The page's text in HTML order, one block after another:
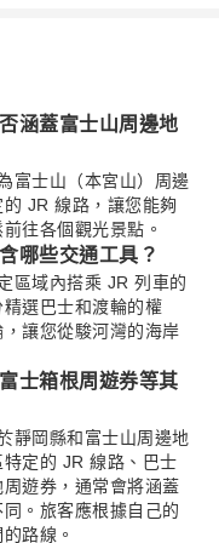
涵蓋富士山周邊地
富士山（本宮山）周邊
JR 線路，讓您能夠
往各個觀光景點。
哪些交通工具？
區域內搭乘 JR 列車的
選巴士和渡輪的權
讓您從駿河灣的海岸
士箱根周遊券等其
靜岡縣和富士山周邊地
定的 JR 線路、巴士
遊券，通常會將涵蓋
。旅客應根據自己的
路線。